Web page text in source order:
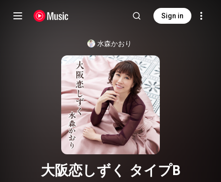
Sign in
水森かおり
大阪恋しずく タイプB